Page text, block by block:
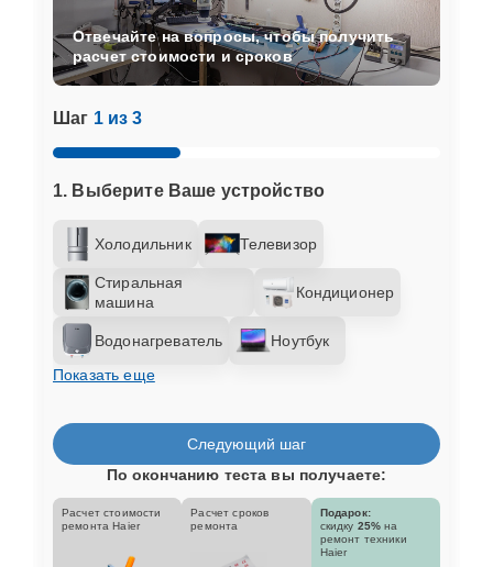
Шаг 1 из 3
1. Выберите Ваше устройство
Холодильник Телевизор
Стиральная
машина
Кондиционер
Водонагреватель
Ноутбук
Показать еще
Отвечайте на вопросы, чтобы получить
расчет стоимости и сроков
Следующий шаг
По окончанию теста вы получаете:
Расчет стоимости
ремонта Haier
Расчет сроков
ремонта
Подарок:
скидку 25% на
ремонт техники
Haier